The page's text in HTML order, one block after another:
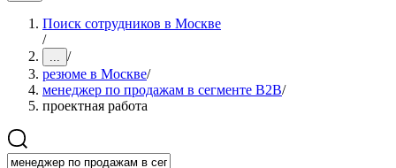
Поиск сотрудников в Москве
/
... /
резюме в Москве/
менеджер по продажам в сегменте B2B/
проектная работа